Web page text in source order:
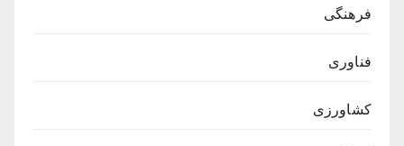
فرهنگی
فناوری
کشاورزی